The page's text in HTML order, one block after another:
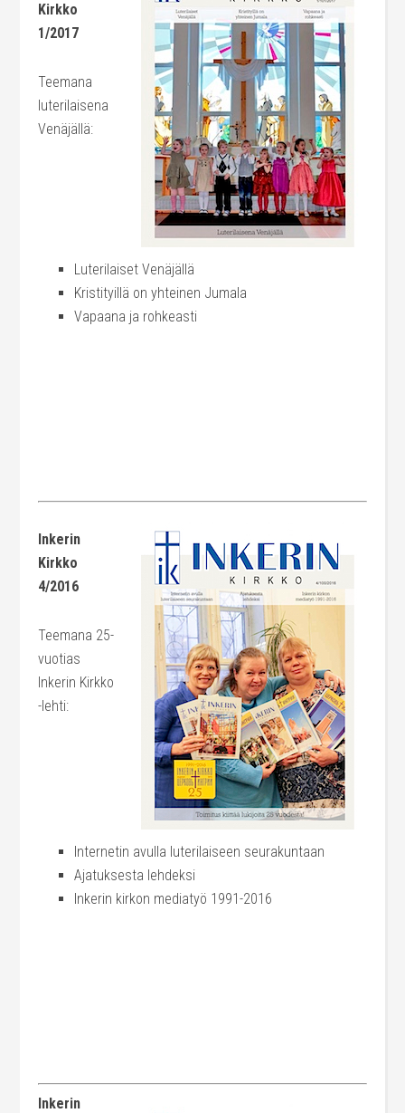
Kirkko
1/2017
Teemana
luterilaisena
Venäjällä:
Luterilaiset Venäjällä
Kristityillä on yhteinen Jumala
Vapaana ja rohkeasti
Inkerin
Kirkko
4/2016
Teemana 25-
vuotias
Inkerin Kirkko
-lehti:
Internetin avulla luterilaiseen seurakuntaan
Ajatuksesta lehdeksi
Inkerin kirkon mediatyö 1991-2016
Inkerin